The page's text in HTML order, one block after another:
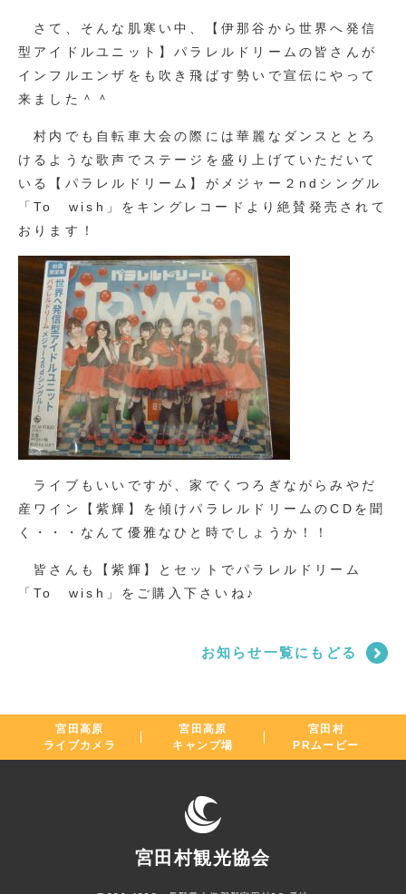
さて、そんな肌寒い中、【伊那谷から世界へ発信
型アイドルユニット】パラレルドリームの皆さんが
インフルエンザをも吹き飛ばす勢いで宣伝にやって
来ました＾＾
村内でも自転車大会の際には華麗なダンスととろ
けるような歌声でステージを盛り上げていただいて
いる【パラレルドリーム】がメジャー２ndシングル
「To wish」をキングレコードより絶賛発売されて
おります！
ライブもいいですが、家でくつろぎながらみやだ
産ワイン【紫輝】を傾けパラレルドリームのCDを聞
く・・・なんて優雅なひと時でしょうか！！
皆さんも【紫輝】とセットでパラレルドリーム
「To wish」をご購入下さいね♪
お知らせ一覧にもどる
宮田高原
ライブカメラ
宮田高原
キャンプ場
宮田村
PRムービー
宮田村観光協会